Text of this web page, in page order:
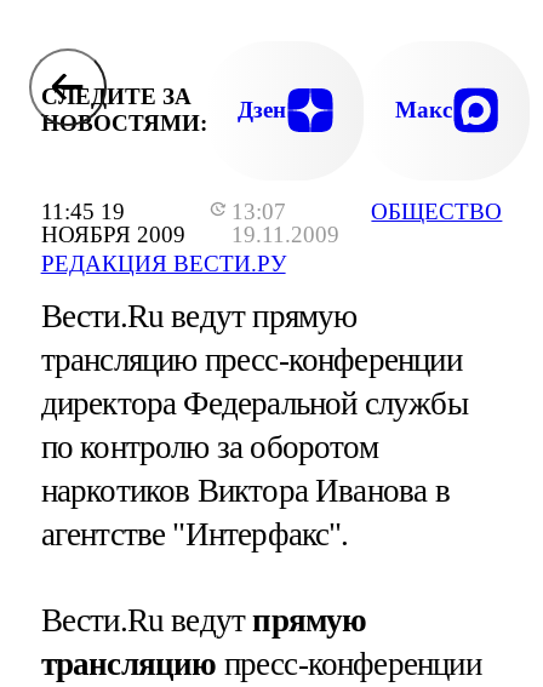
11:45 19
НОЯБРЯ 2009
13:07
19.11.2009
РЕДАКЦИЯ ВЕСТИ.РУ
ОБЩЕСТВО
СЛЕДИТЕ ЗА
НОВОСТЯМИ:
Дзен Макс
Вести.Ru ведут прямую
трансляцию пресс-конференции
директора Федеральной службы
по контролю за оборотом
наркотиков Виктора Иванова в
агентстве "Интерфакс".
Вести.Ru ведутпрямую
трансляцию пресс-конференции